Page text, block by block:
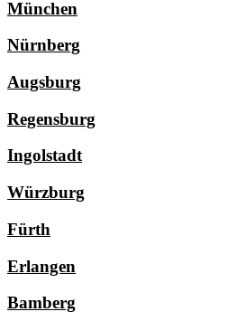
München
Nürnberg
Augsburg
Regensburg
Ingolstadt
Würzburg
Fürth
Erlangen
Bamberg